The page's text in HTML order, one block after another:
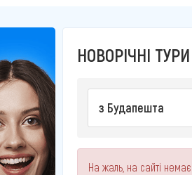
НОВОРІЧНІ
з Будапешта
На жаль, на сайті